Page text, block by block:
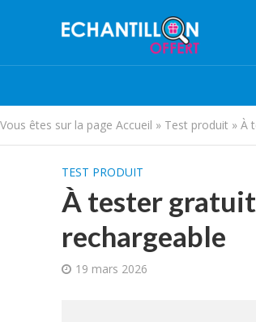
Vous êtes sur la page Accueil » Test produit » À
TEST PRODUIT
À tester
rechargeable
19 mars 2026